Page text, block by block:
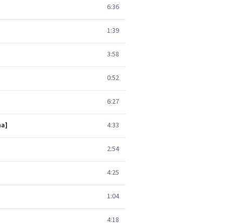
6:36
1:39
3:58
0:52
6:27
4:33
2:54
4:25
1:04
4:18